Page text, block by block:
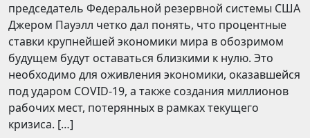
председатель Федеральной резервной системы США
Джером Пауэлл четко дал понять, что процентные
ставки крупнейшей экономики мира в обозримом
будущем будут оставаться близкими к нулю. Это
необходимо для оживления экономики, оказавшейся
под ударом COVID-19, а также создания миллионов
рабочих мест, потерянных в рамках текущего
кризиса. […]